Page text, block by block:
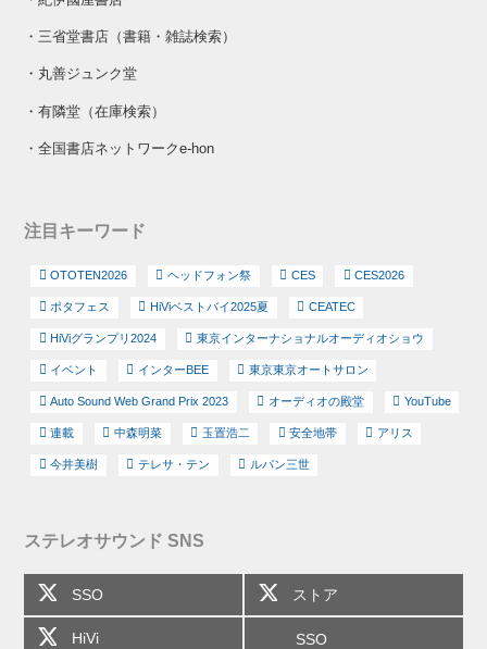
・ 三省堂書店（書籍・雑誌検索）
・ 丸善ジュンク堂
・有隣堂（在庫検索）
・全国書店ネットワークe-hon
注目キーワード
OTOTEN2026 ヘッドフォン祭 CES CES2026
ポタフェス HiViベストバイ2025夏 CEATEC
HiViグランプリ2024 東京インターナショナルオーディオショウ
イベント インターBEE 東京東京オートサロン
Auto Sound Web Grand Prix 2023 オーディオの殿堂 YouTube
連載 中森明菜 玉置浩二 安全地帯 アリス
今井美樹 テレサ・テン ルパン三世
ステレオサウンド SNS
SSO ストア
HiVi SSO